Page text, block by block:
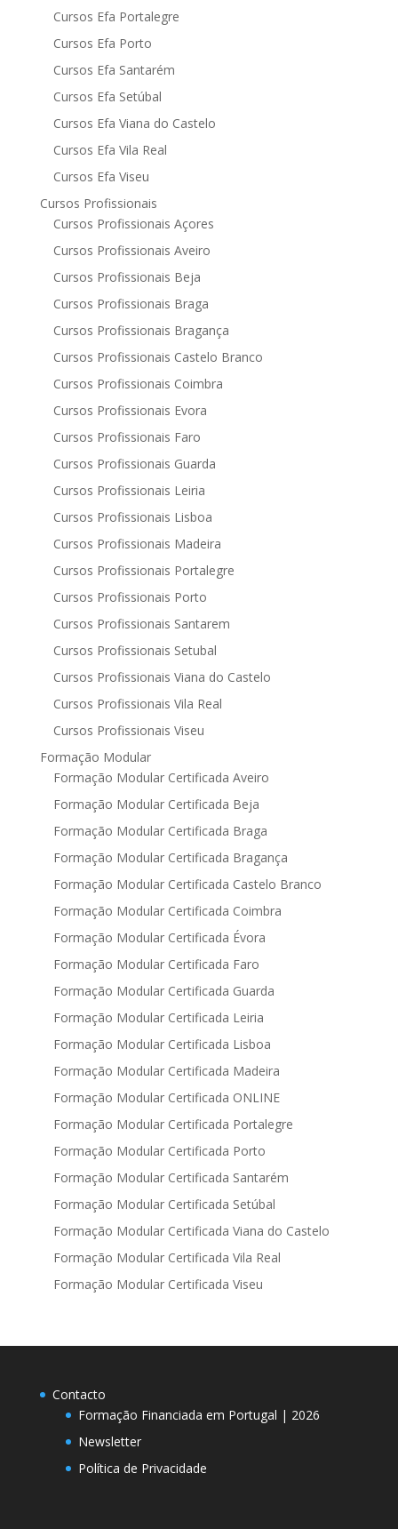
Cursos Efa Portalegre
Cursos Efa Porto
Cursos Efa Santarém
Cursos Efa Setúbal
Cursos Efa Viana do Castelo
Cursos Efa Vila Real
Cursos Efa Viseu
Cursos Profissionais
Cursos Profissionais Açores
Cursos Profissionais Aveiro
Cursos Profissionais Beja
Cursos Profissionais Braga
Cursos Profissionais Bragança
Cursos Profissionais Castelo Branco
Cursos Profissionais Coimbra
Cursos Profissionais Evora
Cursos Profissionais Faro
Cursos Profissionais Guarda
Cursos Profissionais Leiria
Cursos Profissionais Lisboa
Cursos Profissionais Madeira
Cursos Profissionais Portalegre
Cursos Profissionais Porto
Cursos Profissionais Santarem
Cursos Profissionais Setubal
Cursos Profissionais Viana do Castelo
Cursos Profissionais Vila Real
Cursos Profissionais Viseu
Formação Modular
Formação Modular Certificada Aveiro
Formação Modular Certificada Beja
Formação Modular Certificada Braga
Formação Modular Certificada Bragança
Formação Modular Certificada Castelo Branco
Formação Modular Certificada Coimbra
Formação Modular Certificada Évora
Formação Modular Certificada Faro
Formação Modular Certificada Guarda
Formação Modular Certificada Leiria
Formação Modular Certificada Lisboa
Formação Modular Certificada Madeira
Formação Modular Certificada ONLINE
Formação Modular Certificada Portalegre
Formação Modular Certificada Porto
Formação Modular Certificada Santarém
Formação Modular Certificada Setúbal
Formação Modular Certificada Viana do Castelo
Formação Modular Certificada Vila Real
Formação Modular Certificada Viseu
Contacto
Formação Financiada em Portugal | 2026
Newsletter
Política de Privacidade